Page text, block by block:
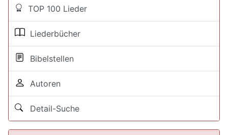
TOP 100 Lieder
Liederbücher
Bibelstellen
Autoren
Detail-Suche